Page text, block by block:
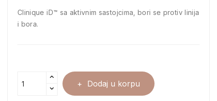
Clinique iD™ sa aktivnim sastojcima, bori se protiv linija
i bora.
Dodaj u korpu